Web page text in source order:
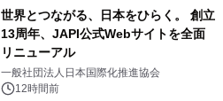
世界とつながる、日本をひらく。 創立
13周年、JAPI公式Webサイトを全面
リニューアル
一般社団法人日本国際化推進協会
12時間前